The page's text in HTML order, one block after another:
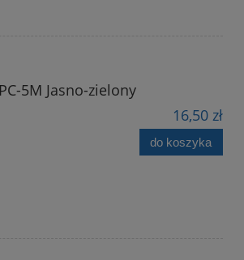
5M Jasno-zielony
16,50 zł
do koszyka